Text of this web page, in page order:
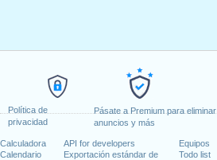
Política de
privacidad
Pásate a Premium para eliminar
anuncios y más
Calculadora
Calendario
API for developers
Exportación estándar de
Equipos
Todo list